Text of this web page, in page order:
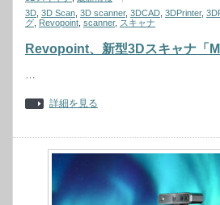
3D 3D Scan 3D scanner, 3DCAD 3DPrinter,
グ Revopoint scanner, スキャナ
Revopoint、新型3Dスキャナ「
…
詳細を見る